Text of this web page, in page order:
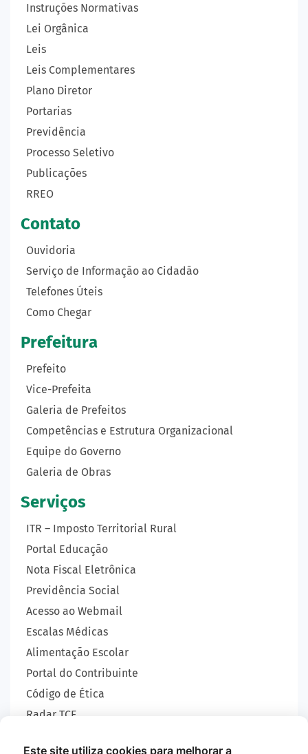
Instruções Normativas
Lei Orgânica
Leis
Leis Complementares
Plano Diretor
Portarias
Previdência
Processo Seletivo
Publicações
RREO
Contato
Ouvidoria
Serviço de Informação ao Cidadão
Telefones Úteis
Como Chegar
Prefeitura
Prefeito
Vice-Prefeita
Galeria de Prefeitos
Competências e Estrutura Organizacional
Equipe do Governo
Galeria de Obras
Serviços
ITR – Imposto Territorial Rural
Portal Educação
Nota Fiscal Eletrônica
Previdência Social
Acesso ao Webmail
Escalas Médicas
Alimentação Escolar
Portal do Contribuinte
Código de Ética
Radar TCE
Este site utiliza cookies para melhorar a